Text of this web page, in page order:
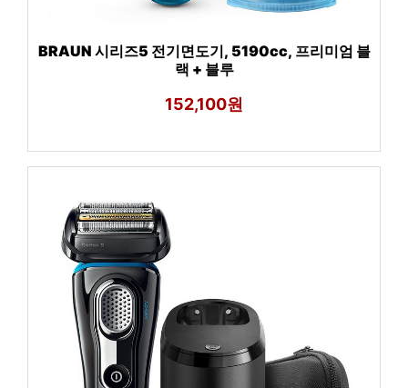
BRAUN 시리즈5 전기면도기, 5190cc, 프리미엄 블
랙 + 블루
152,100원